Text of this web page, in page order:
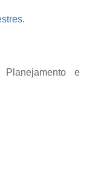
Planejamento e